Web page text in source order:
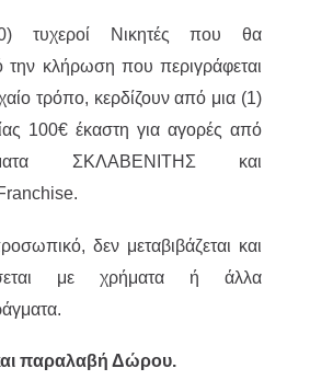
τυχεροί Νικητές που θα
την κλήρωση που περιγράφεται
τρόπο, κερδίζουν από μια (1)
100€ έκαστη για αγορές από
ΣΚΛΑΒΕΝΙΤΗΣ και
δεν μεταβιβάζεται και
με χρήματα ή άλλα
παραλαβή Δώρου.